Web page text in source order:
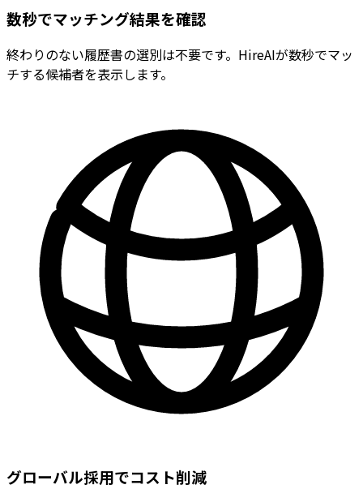
数秒でマッチング結果を確認
終わりのない履歴書の選別は不要です。HireAIが数秒でマッ
チする候補者を表示します。
グローバル採用でコスト削減